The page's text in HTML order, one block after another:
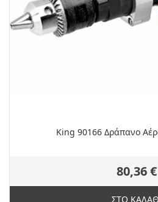
King 90166 Δράπανο
80,36 €
ΣΤΟ